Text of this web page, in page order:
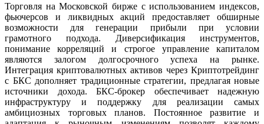
Торговля на Московской бирже с использованием индексов,
фьючерсов и ликвидных акций предоставляет обширные
возможности для генерации прибыли при условии
грамотного подхода. Диверсификация инструментов,
понимание корреляций и строгое управление капиталом
являются залогом долгосрочного успеха на рынке.
Интеграция криптовалютных активов через Криптотрейдинг
с БКС дополняет традиционные стратегии, предлагая новые
источники дохода. БКС-брокер обеспечивает надежную
инфраструктуру и поддержку для реализации самых
амбициозных торговых планов. Постоянное развитие и